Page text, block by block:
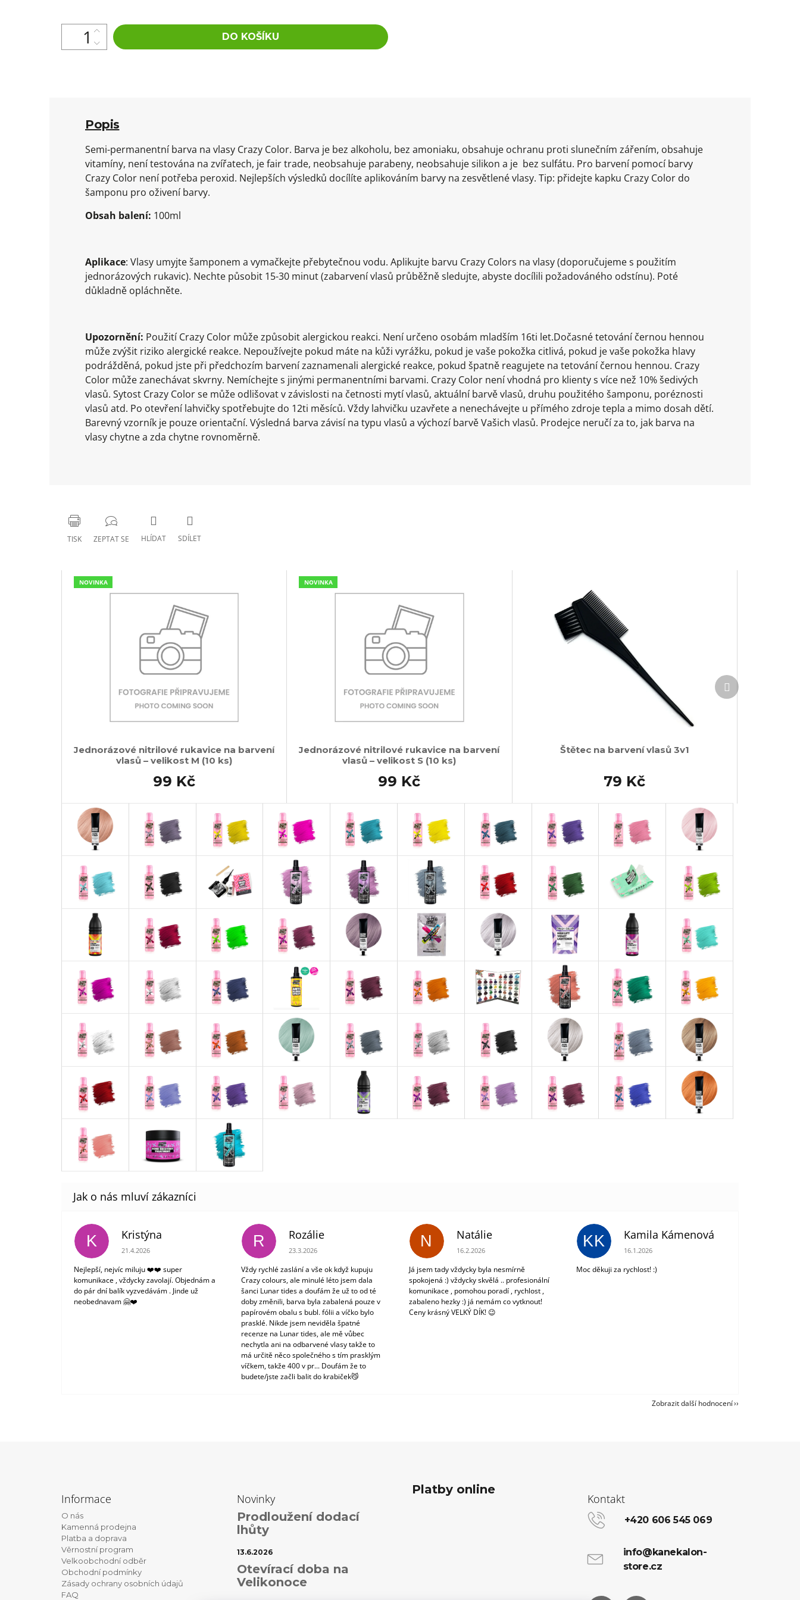
DO KOŠÍKU
Popis
Semi-permanentní barva na vlasy Crazy Color. Barva je bez alkoholu, bez amoniaku, obsahuje ochranu proti slunečním zářením, obsahuje
vitamíny, není testována na zvířatech, je fair trade, neobsahuje parabeny, neobsahuje silikon a je bez sulfátu. Pro barvení pomocí barvy
Crazy Color není potřeba peroxid. Nejlepších výsledků docílíte aplikováním barvy na zesvětlené vlasy. Tip: přidejte kapku Crazy Color do
šamponu pro oživení barvy.
Obsah balení: 100ml
Aplikace: Vlasy umyjte šamponem a vymačkejte přebytečnou vodu. Aplikujte barvu Crazy Colors na vlasy (doporučujeme s použitím
jednorázových rukavic). Nechte působit 15-30 minut (zabarvení vlasů průběžně sledujte, abyste docílili požadováného odstínu). Poté
důkladně opláchněte.
Upozornění: Použití Crazy Color může způsobit alergickou reakci. Není určeno osobám mladším 16ti let.Dočasné tetování černou hennou
může zvýšit riziko alergické reakce. Nepoužívejte pokud máte na kůži vyrážku, pokud je vaše pokožka citlivá, pokud je vaše pokožka hlavy
podrážděná, pokud jste při předchozím barvení zaznamenali alergické reakce, pokud špatně reagujete na tetování černou hennou. Crazy
Color může zanechávat skvrny. Nemíchejte s jinými permanentními barvami. Crazy Color není vhodná pro klienty s více než 10% šedivých
vlasů. Sytost Crazy Color se může odlišovat v závislosti na četnosti mytí vlasů, aktuální barvě vlasů, druhu použitého šamponu, poréznosti
vlasů atd. Po otevření lahvičky spotřebujte do 12ti měsíců. Vždy lahvičku uzavřete a nenechávejte u přímého zdroje tepla a mimo dosah dětí.
Barevný vzorník je pouze orientační. Výsledná barva závisí na typu vlasů a výchozí barvě Vašich vlasů. Prodejce neručí za to, jak barva na
vlasy chytne a zda chytne rovnoměrně.
TISK ZEPTAT SE HLÍDAT SDÍLET
NOVINKA
Jednorázové nitrilové rukavice na barvení
vlasů – velikost M (10 ks)
99 Kč
NOVINKA
Jednorázové nitrilové rukavice na barvení
vlasů – velikost S (10 ks)
99 Kč
Štětec na barvení vlasů 3v1
79 Kč
Další
produkt
K Kristýna
Hodnocení obchodu je 5 z 5 hvězdiček.
21.4.2026
Nejlepší, nejvíc miluju ❤️❤️ super
komunikace , vždycky zavolají. Objednám a
do pár dní balík vyzvedávám . Jinde už
neobednavam 🤗❤️
R Rozálie
Hodnocení obchodu je 3 z 5 hvězdiček.
23.3.2026
Vždy rychlé zaslání a vše ok když kupuju
Crazy colours, ale minulé léto jsem dala
šanci Lunar tides a doufám že už to od té
doby změnili, barva byla zabalená pouze v
papírovém obalu s bubl. fólii a víčko bylo
prasklé. Nikde jsem neviděla špatné
recenze na Lunar tides, ale mě vůbec
nechytla ani na odbarvené vlasy takže to
má určitě něco společného s tím prasklým
víčkem, takže 400 v pr... Doufám že to
budete/jste začli balit do krabiček😼
N Natálie
Hodnocení obchodu je 5 z 5 hvězdiček.
16.2.2026
Já jsem tady vždycky byla nesmírně
spokojená :) vždycky skvělá .. profesionální
komunikace , pomohou poradí , rychlost ,
zabaleno hezky :) já nemám co vytknout!
Ceny krásný VELKÝ DÍK! 😉
KK Kamila Kámenová
Hodnocení obchodu je 5 z 5 hvězdiček.
16.1.2026
Moc děkuji za rychlost! :)
Zobrazit další hodnocení
Informace
O nás
Kamenná prodejna
Platba a doprava
Věrnostní program
Velkoobchodní odběr
Obchodní podmínky
Zásady ochrany osobních údajů
FAQ
Novinky
Prodloužení dodací
lhůty
13.6.2026
Otevírací doba na
Velikonoce
Platby online
Kontakt
+420 606 545 069
info@kanekalon-
store.cz